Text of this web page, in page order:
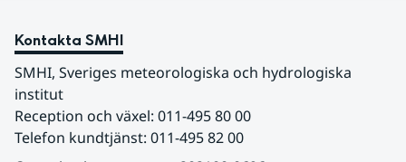
Kontakta SMHI
SMHI, Sveriges meteorologiska och hydrologiska
institut
Reception och växel: 011-495 80 00
Telefon kundtjänst: 011-495 82 00